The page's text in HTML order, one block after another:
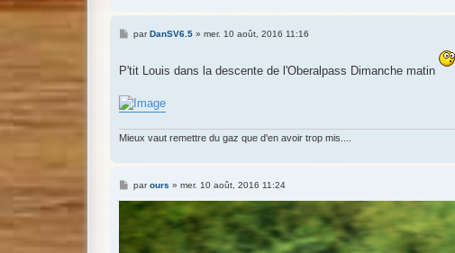
M
s
a
e
parDanSV6.5» mer. 10 août, 2016 11:16
P'tit Louis dans la descente de l'Oberalpass Dimanche matin
Mieux vaut remettre du gaz que d'en avoir trop mis....
M
s
g
parours » mer. 10 août, 2016 11:24